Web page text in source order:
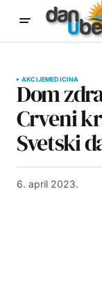
AKCIJEMEDICINA
Dom
Crveni
Svetski
6. april 2023.